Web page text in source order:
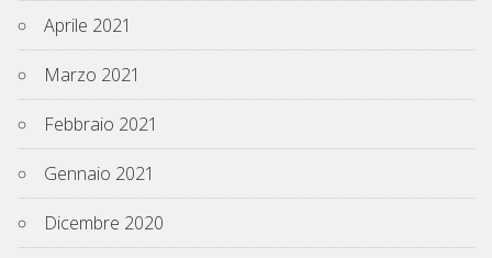
Aprile 2021
Marzo 2021
Febbraio 2021
Gennaio 2021
Dicembre 2020